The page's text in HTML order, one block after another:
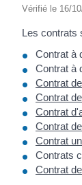
Vérifié le 16/
Les contrats
Contrat à
Contrat à
Contrat
Contrat
Contrat
Contrat
Contrat
Contrats
Contrat